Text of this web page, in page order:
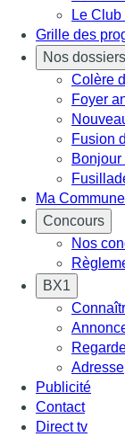
Le
Grille des
Nos dossiers
Colère
Foyer
Fusion
Ma Commune
Concours
Nos
BX1
Adresse
Publicité
Contact
Direct tv